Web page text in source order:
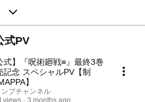
式PV
式】『呪術廻戦≡』最終3巻
記念 スペシャルPV【制
】
ンプチャンネル
views
3 months ago